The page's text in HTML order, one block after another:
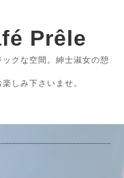
Prêle
クな空間。紳士淑女の憩
しみ下さいませ。